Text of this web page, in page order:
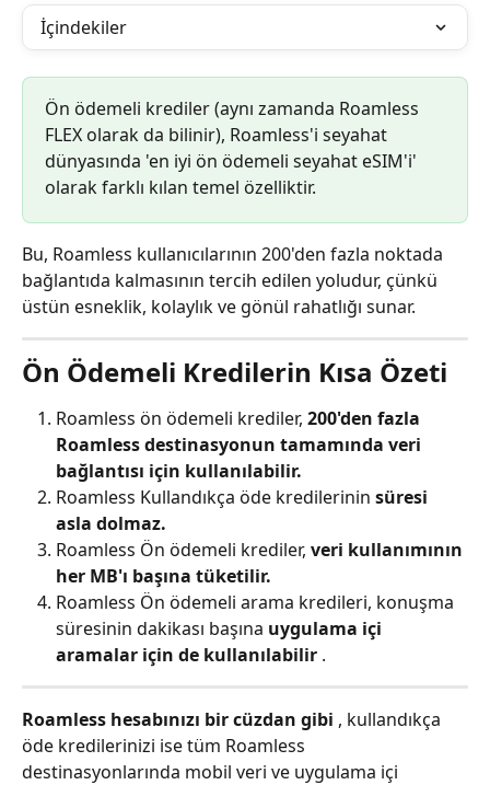
İçindekiler
Ön ödemeli krediler (aynı zamanda Roamless
FLEX olarak da bilinir), Roamless'i seyahat
dünyasında 'en iyi ön ödemeli seyahat eSIM'i'
olarak farklı kılan temel özelliktir.
Bu, Roamless kullanıcılarının 200'den fazla noktada
bağlantıda kalmasının tercih edilen yoludur, çünkü
üstün esneklik, kolaylık ve gönül rahatlığı sunar.
Ön Ödemeli Kredilerin Kısa Özeti
Roamless ön ödemeli krediler, 200'den fazla
Roamless destinasyonun tamamında veri
bağlantısı için kullanılabilir.
Roamless Kullandıkça öde kredilerinin süresi
asla dolmaz.
Roamless Ön ödemeli krediler, veri kullanımının
her MB'ı başına tüketilir.
Roamless Ön ödemeli arama kredileri, konuşma
süresinin dakikası başına uygulama içi
aramalar için de kullanılabilir .
Roamless hesabınızı bir cüzdan gibi , kullandıkça
öde kredilerinizi ise tüm Roamless
destinasyonlarında mobil veri ve uygulama içi